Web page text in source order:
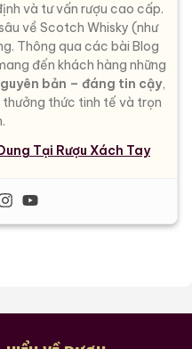
và tư vấn rượu cao cấp.
về Scotch Whisky (như
Thông qua các bài Blog
đến khách hàng những
bản – đáng tin cậy,
thức tinh tế và trọn
Tại Rượu Xách Tay